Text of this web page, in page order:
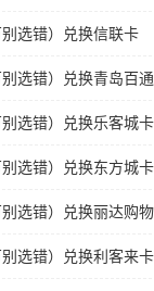
选错）兑换信联卡
选错）兑换青岛百
选错）兑换乐客城卡
选错）兑换东方城卡
选错）兑换丽达购
选错）兑换利客来卡